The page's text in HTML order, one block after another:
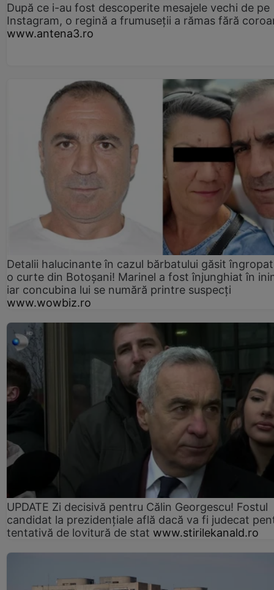
După ce i-au fost descoperite mesajele vechi de pe
Instagram, o regină a frumuseții a rămas fără
www.antena3.ro
Detalii halucinante în cazul bărbatului găsit
o curte din Botoșani! Marinel a fost înjunghiat în
iar concubina lui se numără printre suspecți
www.wowbiz.ro
UPDATE Zi decisivă pentru Călin Georgescu! Fostul
candidat la prezidențiale află dacă va fi judecat
tentativă de lovitură de stat www.stirilekanald.ro